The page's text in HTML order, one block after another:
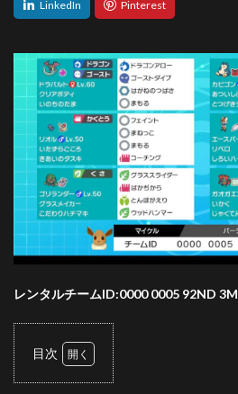
レンタルチームID:0000 0005 92ND 3M
目次